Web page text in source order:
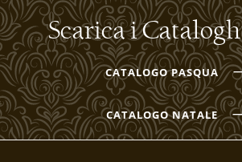
Scarica i
CATALOGO PASQUA
CATALOGO NATALE